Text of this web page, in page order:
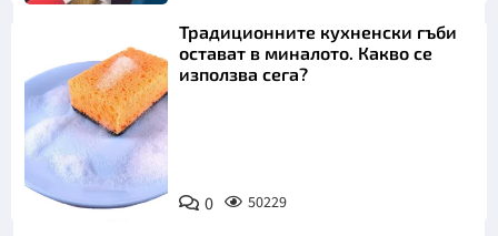
Снимка:
Пиксабей
Традиционните кухненски гъби
остават в миналото. Какво се
използва сега?
0 50229